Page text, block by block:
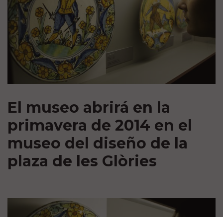
El museo abrirá en la
primavera de 2014 en el
museo del diseño de la
plaza de les Glòries